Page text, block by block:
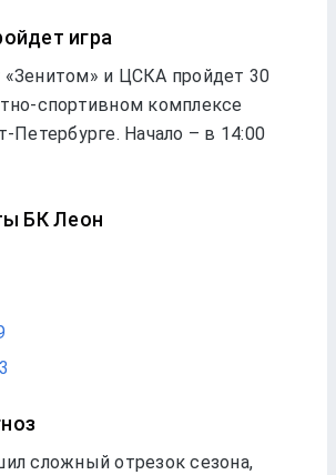
игра
и ЦСКА пройдет 30
спортивном комплексе
Петербурге. Начало – в 14:00
БК Леон
сложный отрезок сезона,